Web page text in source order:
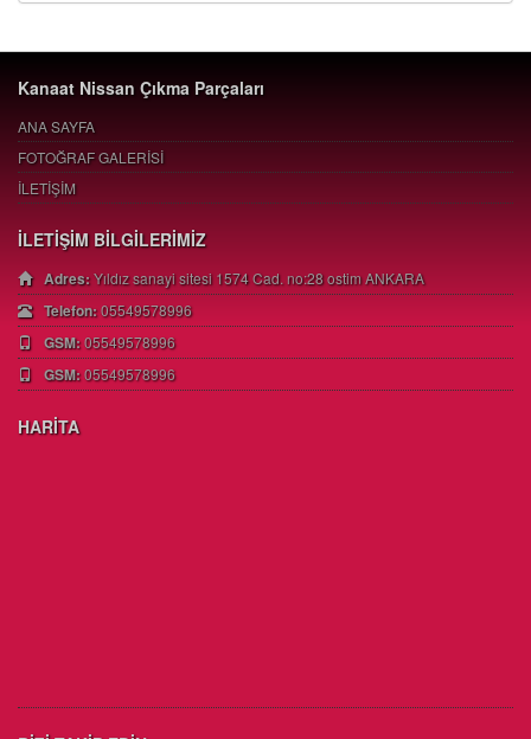
Kanaat Nissan Çıkma Parçaları
ANA SAYFA
FOTOĞRAF GALERİSİ
İLETİŞİM
İLETİŞİM BİLGİLERİMİZ
Adres:Yıldız sanayi sitesi 1574 Cad. no:28 ostim ANKARA
Telefon:05549578996
GSM:05549578996
GSM:05549578996
HARİTA